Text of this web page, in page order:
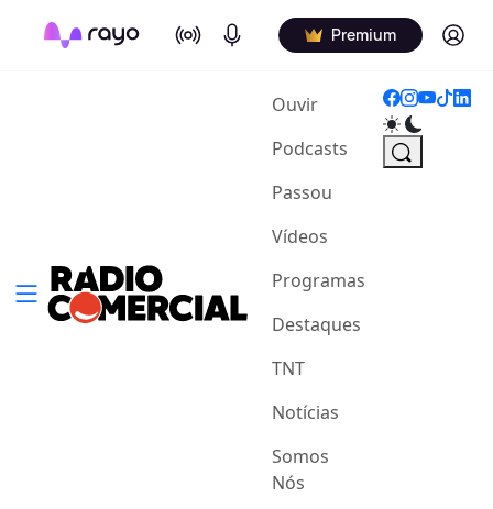
On Air Podcasts Premium Log in
Ouvir(current)
Podcasts
Passou
Vídeos
Programas
Destaques
TNT
Notícias
Somos
Nós